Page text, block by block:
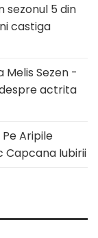
sezonul 5 din
castiga
Sezen -
actrita
Aripile
Capcana Iubirii